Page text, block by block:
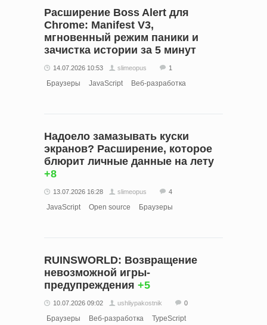
Расширение Boss Alert для
Chrome: Manifest V3,
мгновенный режим паники и
зачистка истории за 5 минут
14.07.2026 10:53 slimeopus 1
Браузеры JavaScript Веб-разработка
Надоело замазывать куски
экранов? Расширение, которое
блюрит личные данные на лету
+8
13.07.2026 16:28 slimeopus 4
JavaScript Open source Браузеры
RUINSWORLD: Возвращение
невозможной игры-
предупреждения +5
10.07.2026 09:02 ushliypakostnik 0
Браузеры Веб-разработка
TypeScript